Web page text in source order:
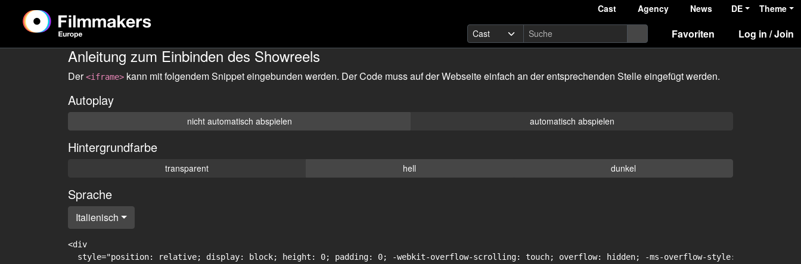
Cast Agency News DE Theme
Favoriten Log in / Join
Anleitung zum Einbinden des Showreels
Der<iframe> kann mit folgendem Snippet eingebunden werden. Der Code muss auf der Webseite einfach an der entsprechenden Stelle eingefügt werden.
Autoplay
nicht automatisch abspielen automatisch abspielen
Hintergrundfarbe
transparent hell dunkel
Sprache
Italienisch
<div
style="position: relative; display: block; height: 0; padding: 0; -webkit-overflow-scrolling: touch; overflow: hidden; -ms-overflow-style: -ms-